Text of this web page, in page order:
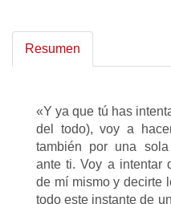
Resumen
«Y ya que tú has
del todo), voy a
también por una
ante ti. Voy a intentar
de mí mismo y decirte
todo este instante de